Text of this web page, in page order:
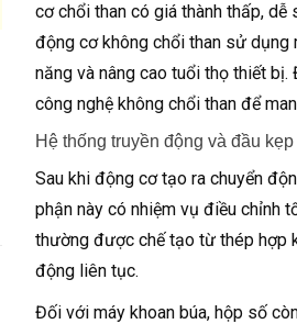
cơ chổi than có giá thành thấp,
động cơ không chổi than sử dụng
năng và nâng cao tuổi thọ thiết
công nghệ không chổi than để
Hệ thống truyền động và đầu
Sau khi động cơ tạo ra chuyển
phận này có nhiệm vụ điều chỉnh
thường được chế tạo từ thép hợp
động liên tục.
Đối với máy khoan búa, hộp số